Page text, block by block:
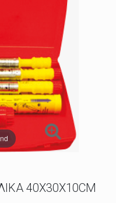
40Χ30Χ10CΜ